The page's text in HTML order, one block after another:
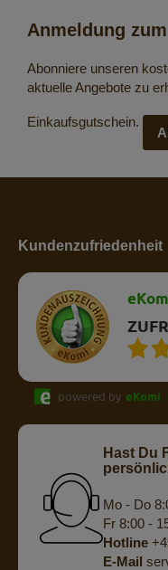
Anmeldung
Abonniere unseren
aktuelle Angebote zu
Einkaufsgutschein.
Kundenzufriedenheit
powered by eKomi
Hast Du
Mo - Do
Fr 8:00 -
Hotline
E-Mail